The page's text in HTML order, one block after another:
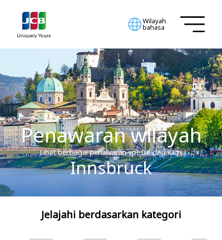
Wilayah
bahasa
Penawaran wilayah
Lihat berbagai penawaran spesial dari kami
Innsbruck
Jelajahi berdasarkan kategori